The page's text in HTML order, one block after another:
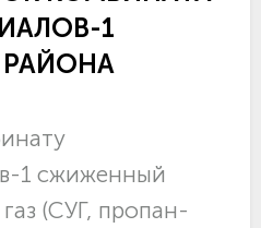
1
1 сжиженный
(СУГ, пропан-